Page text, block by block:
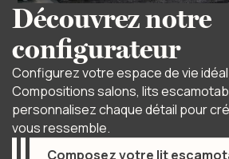
Découvrez notre
configurateur
Configurez votre espace de vie
Compositions salons, lits
personnalisez chaque détail pour
vous ressemble.
Composez votre lit